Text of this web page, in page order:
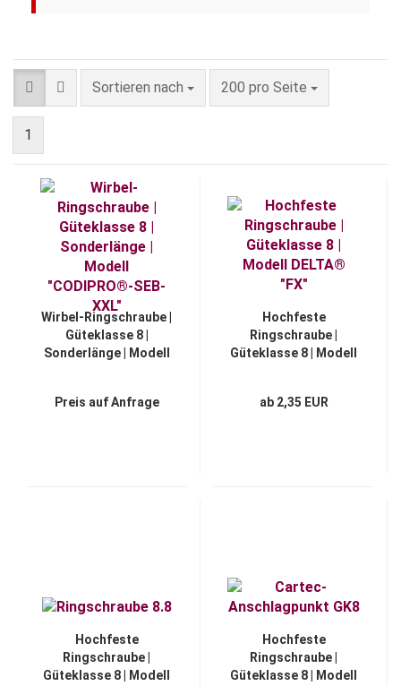
Sortieren nach
Sortieren nach 200 pro Seite
pro Seite
1
Wirbel-Ringschraube |
Güteklasse 8 |
Sonderlänge | Modell
Preis auf Anfrage
Hochfeste
Ringschraube |
Güteklasse 8 | Modell
ab 2,35 EUR
Hochfeste
Ringschraube |
Güteklasse 8 | Modell
Hochfeste
Ringschraube |
Güteklasse 8 | Modell